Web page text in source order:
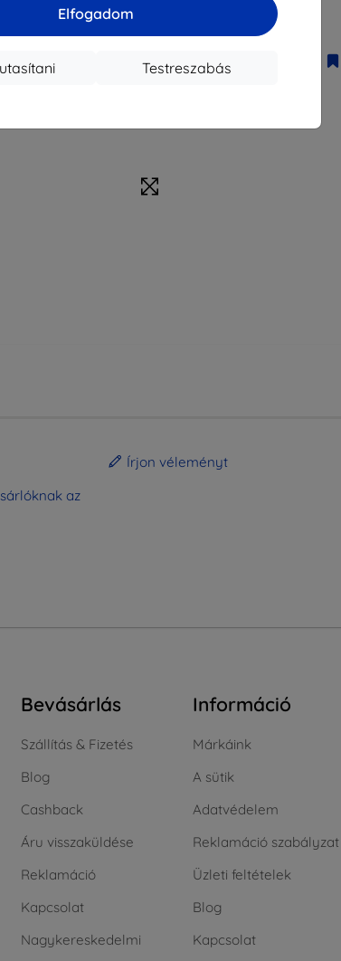
Elfogadom
Testreszabás
Gyártói cikkszám
Kijelzővédő fóliák
az
Írjon véleményt
Bevásárlás
Szállítás & Fizetés
Blog
Cashback
Áru visszaküldése
Reklamáció
Kapcsolat
Nagykereskedelmi
Információ
Márkáink
A sütik
Adatvédelem
Reklamáció szabályzat
Üzleti feltételek
Blog
Kapcsolat